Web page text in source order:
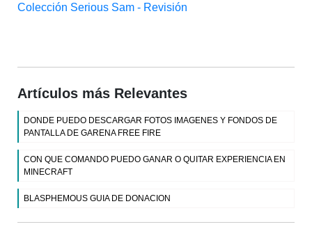
Colección Serious Sam - Revisión
Artículos más Relevantes
DONDE PUEDO DESCARGAR FOTOS IMAGENES Y FONDOS DE
PANTALLA DE GARENA FREE FIRE
CON QUE COMANDO PUEDO GANAR O QUITAR EXPERIENCIA EN
MINECRAFT
BLASPHEMOUS GUIA DE DONACION